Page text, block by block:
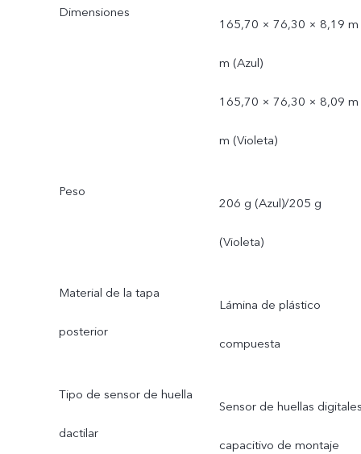
Dimensiones
165,70 × 76,30 × 8,19 m
m (Azul)
165,70 × 76,30 × 8,09 m
m (Violeta)
Peso
206 g (Azul)/205 g
(Violeta)
Material de la tapa
posterior
Lámina de plástico
compuesta
Tipo de sensor de huella
dactilar
Sensor de huellas
capacitivo de montaje